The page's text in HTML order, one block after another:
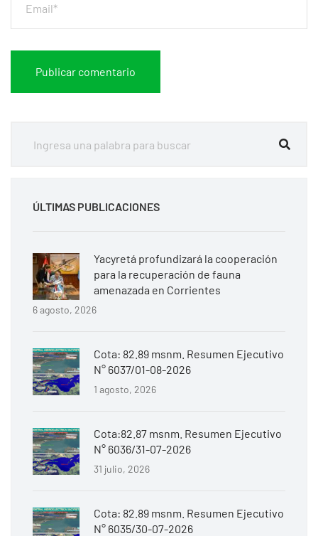
ÚLTIMAS PUBLICACIONES
Yacyretá profundizará la cooperación
para la recuperación de fauna
amenazada en Corrientes
6 agosto, 2026
Cota: 82.89 msnm. Resumen Ejecutivo
N° 6037/01-08-2026
1 agosto, 2026
Cota:82.87 msnm. Resumen Ejecutivo
N° 6036/31-07-2026
31 julio, 2026
Cota: 82.89 msnm. Resumen Ejecutivo
N° 6035/30-07-2026